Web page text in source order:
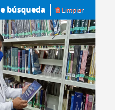
búsqueda Limpiar